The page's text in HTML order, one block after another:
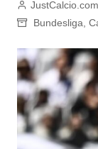
JustCalcio.com
Bundesliga